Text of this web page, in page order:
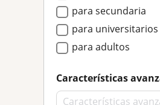
para secundaria
para universitarios
para adultos
Características